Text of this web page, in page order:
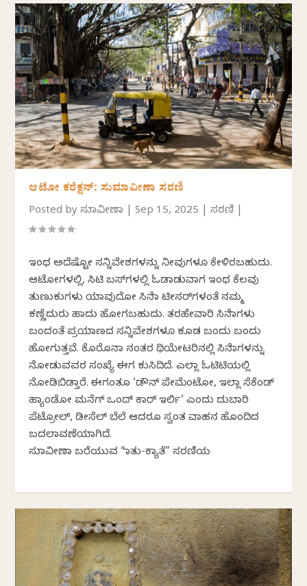
ಆಟೋ ಕರೆಕ್ಷನ್: ಸುಮಾವೀಣಾ ಸರಣಿ
Posted byಸುಮಾವೀಣಾ |Sep 15, 2025 |ಸರಣಿ
ಇಂಥ ಅದೆಷ್ಟೋ ಸನ್ನಿವೇಶಗಳನ್ನು ನೀವುಗಳೂ ಕೇಳಿರಬಹುದು.
ಆಟೋಗಳಲ್ಲಿ, ಸಿಟಿ ಬಸ್‌ಗಳಲ್ಲಿ ಓಡಾಡುವಾಗ ಇಂಥ ಕೆಲವು
ತುಣುಕುಗಳು ಯಾವುದೋ ಸಿನೆಮಾ ಟೀಸರ್‌ಗಳಂತೆ ನಮ್ಮ
ಕಣ್ಣೆದುರು ಹಾದು ಹೋಗಬಹುದು. ತರಹೇವಾರಿ ಸಿನೆಮಾಗಳು
ಬಂದಂತೆ ಪ್ರಯಾಣದ ಸನ್ನಿವೇಶಗಳೂ ಕೂಡ ಬಂದು ಬಂದು
ಹೋಗುತ್ತವೆ. ಕೊರೊನಾ ನಂತರ ಥಿಯೇಟರಿನಲ್ಲಿ ಸಿನೆಮಾಗಳನ್ನು
ನೋಡುವವರ ಸಂಖ್ಯೆ ಈಗ ಕುಸಿದಿದೆ. ಎಲ್ಲಾ ಓಟಿಟಿಯಲ್ಲಿ
ನೋಡಿಬಿಡ್ತಾರೆ. ಈಗಂತೂ ‘ಡೌನ್ ಪೇಮೆಂಟೋ, ಇಲ್ಲಾ ಸೆಕೆಂಡ್
ಹ್ಯಾಂಡೋ ಮನೆಗ್ ಒಂದ್ ಕಾರ್ ಇರ್ಲಿ’ ಎಂದು ದುಬಾರಿ
ಪೆಟ್ರೋಲ್, ಡೀಸೆಲ್ ಬೆಲೆ ಆದರೂ ಸ್ವಂತ ವಾಹನ ಹೊಂದಿದ
ಬದಲಾವಣೆಯಾಗಿದೆ.
ಸುಮಾವೀಣಾ ಬರೆಯುವ “ಮಾತು-ಕ್ಯಾತೆ” ಸರಣಿಯ